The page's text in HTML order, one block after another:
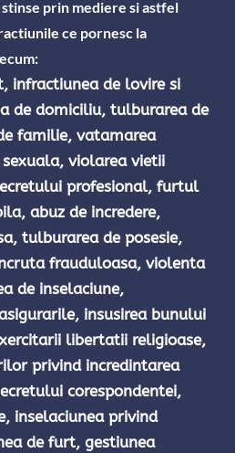
prin mediere si astfel
ce pornesc la
infractiunea de lovire si
de domiciliu, tulburarea de
familie, vatamarea
violarea vietii
profesional, furtul
abuz de incredere,
tulburarea de posesie,
frauduloasa, violenta
de inselaciune,
insusirea bunului
libertatii religioase,
privind incredintarea
corespondentei,
inselaciunea privind
de furt, gestiunea